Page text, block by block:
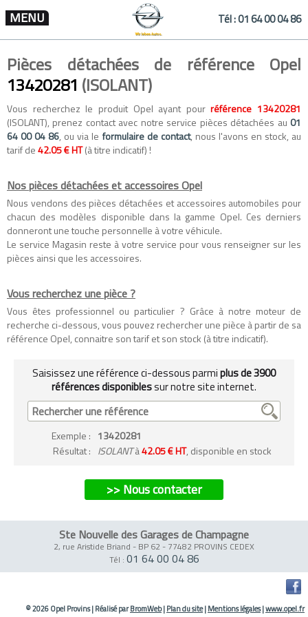
MENU Tél :01 64 00 04 86
Pièces détachées de référence Opel
13420281 (ISOLANT)
Vous recherchez le produit Opel ayant pourréférence 13420281
(ISOLANT), prenez contact avec notre service pièces détachées au 01
64 00 04 86, ou via le formulaire de contact, nous l'avons en stock, au
tarif de42.05 € HT(à titre indicatif) !
Nos pièces détachées et accessoires Opel
Nous vendons des pièces détachées etaccessoires automobiles pour
chacun des modèles disponible dans la gamme Opel. Ces derniers
donneront une touche personnelle à votre véhicule.
Le service Magasin reste à votre service pour vous renseigner sur les
pièces ainsi que les accessoires.
Vous recherchez une pièce ?
Vous êtes professionnel ou particulier ? Grâce à notre moteur de
recherche ci-dessous, vous pouvez rechercher une pièce à partir de sa
référence Opel, connaitre son tarif et son stock (à titre indicatif).
Saisissez une référence ci-dessous parmiplus de 3900
références disponiblessur notre site internet.
Exemple : 13420281
Résultat : ISOLANTà42.05 € HT, disponible en stock
>> Nous contacter
Ste Nouvelle des Garages de Champagne
2, rue Aristide Briand - BP 62 - 77482 PROVINS CEDEX
Tél : 01 64 00 04 86
© 2026 Opel Provins|Réalisé parBromWeb|Plan du site|Mentions légales|www.opel.fr